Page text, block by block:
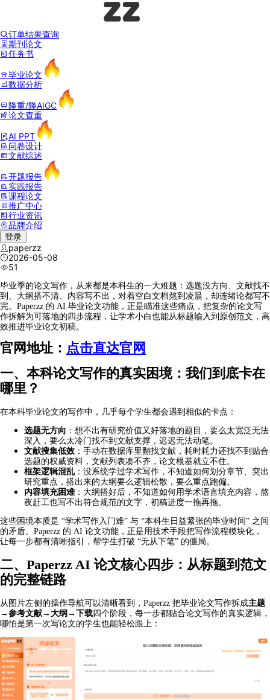
订单结果查询
期刊论文
任务书
毕业论文
数据分析
降重/降AIGC
论文查重
AI PPT
问卷设计
文献综述
开题报告
实践报告
课程论文
推广中心
行业资讯
品牌介绍
登录
paperzz
2026-05-08
51
毕业季的论文写作，从来都是本科生的一大难题：选题没方向、文献找不
到、大纲搭不清、内容写不出，对着空白文档熬到凌晨，却连绪论都写不
完。Paperzz 的 AI 毕业论文功能，正是瞄准这些痛点，把复杂的论文写
作拆解为可落地的四步流程，让学术小白也能从标题输入到原创范文，高
效推进毕业论文初稿。
官网地址： 点击直达官网
一、本科论文写作的真实困境：我们到底卡在
哪里？
在本科毕业论文的写作中，几乎每个学生都会遇到相似的卡点：
选题无方向 ：想不出有研究价值又好落地的题目，要么太宽泛无法
深入，要么太冷门找不到文献支撑，迟迟无法动笔。
文献搜集低效 ：手动在数据库里翻找文献，耗时耗力还找不到贴合
选题的权威资料，文献列表凑不齐，论文根基就立不住。
框架逻辑混乱 ：没系统学过学术写作，不知道如何划分章节、突出
研究重点，搭出来的大纲要么逻辑松散，要么重点跑偏。
内容填充困难：大纲搭好后，不知道如何用学术语言填充内容，熬
夜赶工也写不出符合规范的文字，初稿进度一拖再拖。
这些困境本质是 “学术写作入门难” 与 “本科生日益紧张的毕业时间” 之间
的矛盾。Paperzz 的 AI 论文功能，正是用技术手段把写作流程模块化，
让每一步都有清晰指引，帮学生打破 “无从下笔” 的僵局。
二、Paperzz AI 论文核心四步：从标题到范文
的完整链路
从图片左侧的操作导航可以清晰看到，Paperzz 把毕业论文写作拆成主题
→参考文献→大纲→下载四个阶段，每一步都贴合论文写作的真实逻辑，
哪怕是第一次写论文的学生也能轻松跟上：